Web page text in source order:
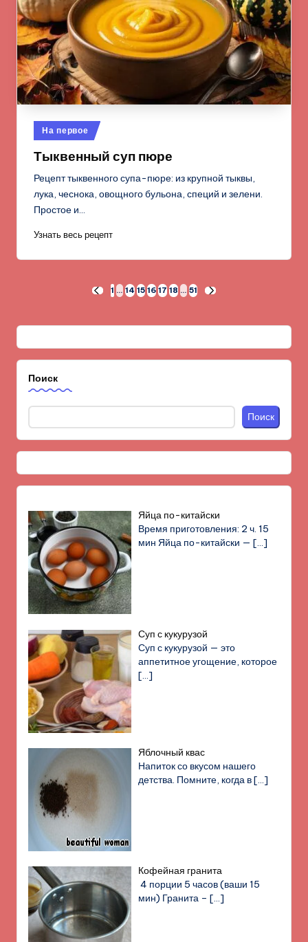
Опубликовано
в
На первое
Тыквенный суп пюре
Рецепт тыквенного супа-пюре: из крупной тыквы,
лука, чеснока, овощного бульона, специй и зелени.
Простое и…
Узнать весь рецепт
Пагинация
записей
ПРЕД.
1 … 14 15 16 17 18 … 51
СЛЕД.
Поиск
Поиск
Яйца по-китайски
Время приготовления: 2 ч. 15
мин Яйца по-китайски —[…]
Суп с кукурузой
Суп с кукурузой — это
аппетитное угощение, которое
[…]
Яблочный квас
Напиток со вкусом нашего
детства. Помните, когда в[…]
Кофейная гранита
4 порции 5 часов (ваши 15
мин) Гранита –[…]